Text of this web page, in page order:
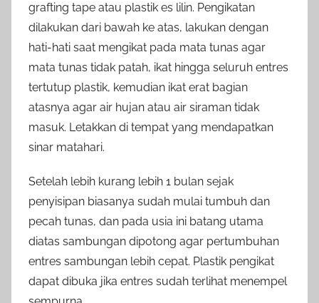
grafting tape atau plastik es lilin. Pengikatan
dilakukan dari bawah ke atas, lakukan dengan
hati-hati saat mengikat pada mata tunas agar
mata tunas tidak patah, ikat hingga seluruh entres
tertutup plastik, kemudian ikat erat bagian
atasnya agar air hujan atau air siraman tidak
masuk. Letakkan di tempat yang mendapatkan
sinar matahari.
Setelah lebih kurang lebih 1 bulan sejak
penyisipan biasanya sudah mulai tumbuh dan
pecah tunas, dan pada usia ini batang utama
diatas sambungan dipotong agar pertumbuhan
entres sambungan lebih cepat. Plastik pengikat
dapat dibuka jika entres sudah terlihat menempel